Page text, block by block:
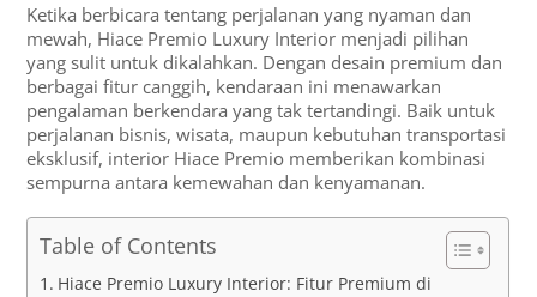
Ketika berbicara tentang perjalanan yang nyaman dan
mewah, Hiace Premio Luxury Interior menjadi pilihan
yang sulit untuk dikalahkan. Dengan desain premium dan
berbagai fitur canggih, kendaraan ini menawarkan
pengalaman berkendara yang tak tertandingi. Baik untuk
perjalanan bisnis, wisata, maupun kebutuhan transportasi
eksklusif, interior Hiace Premio memberikan kombinasi
sempurna antara kemewahan dan kenyamanan.
Table of Contents
Hiace Premio Luxury Interior: Fitur Premium di